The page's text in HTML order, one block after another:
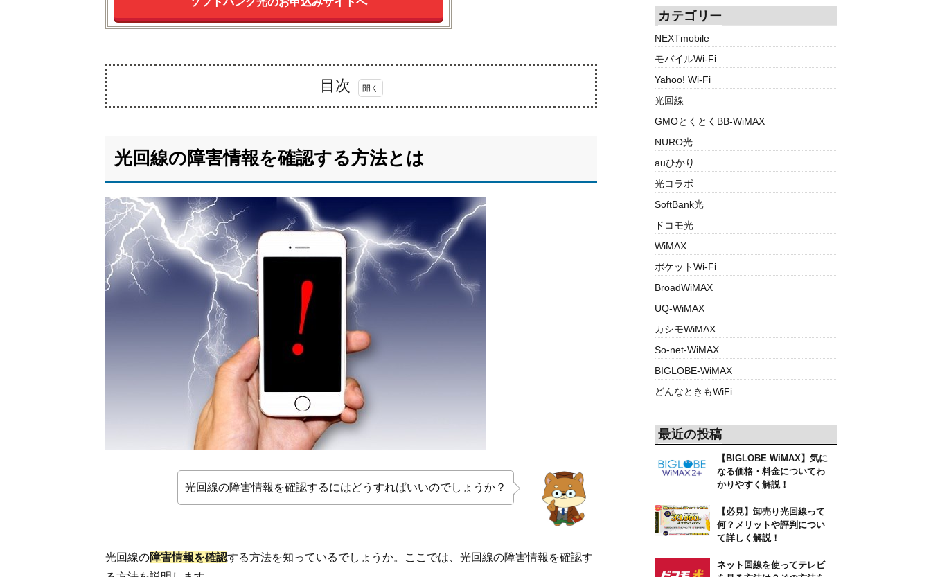
目次
線
害
情
報
を
確
認
回線
のサ
光回線の障害情報を確認する方法とは
光回線の障害情報を確認するにはどうすればいいのでしょうか？
光回線の障害情報を確認する方法を知っているでしょうか。ここでは、光回線の障害情報を確認す
カテゴリー
NEXTmobile
モバイルWi-Fi
Yahoo! Wi-Fi
光回線
GMOとくとくBB-WiMAX
NURO光
auひかり
光コラボ
SoftBank光
ドコモ光
WiMAX
ポケットWi-Fi
BroadWiMAX
UQ-WiMAX
カシモWiMAX
So-net-WiMAX
BIGLOBE-WiMAX
どんなときもWiFi
最近の投稿
【BIGLOBE WiMAX】気に
なる価格・料金についてわ
かりやすく解説！
【必見】卸売り光回線って
何？メリットや評判につい
て詳しく解説！
ネット回線を使ってテレビ